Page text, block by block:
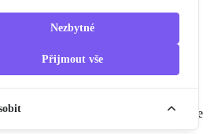
serveru mohou být publikovány pouze
Nezbytné
Přijmout vše